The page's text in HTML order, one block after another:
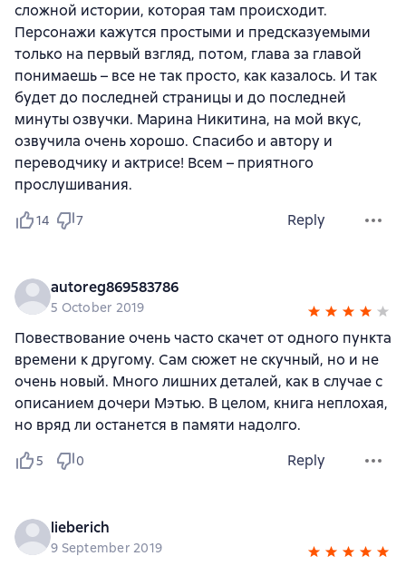
сложной истории, которая там происходит.
Персонажи кажутся простыми и предсказуемыми
только на первый взгляд, потом, глава за главой
понимаешь – все не так просто, как казалось. И так
будет до последней страницы и до последней
минуты озвучки. Марина Никитина, на мой вкус,
озвучила очень хорошо. Спасибо и автору и
переводчику и актрисе! Всем – приятного
прослушивания.
14 7 Reply
autoreg869583786
5 October 2019
Повествование очень часто скачет от одного пункта
времени к другому. Сам сюжет не скучный, но и не
очень новый. Много лишних деталей, как в случае с
описанием дочери Мэтью. В целом, книга неплохая,
но вряд ли останется в памяти надолго.
5 0 Reply
lieberich
9 September 2019